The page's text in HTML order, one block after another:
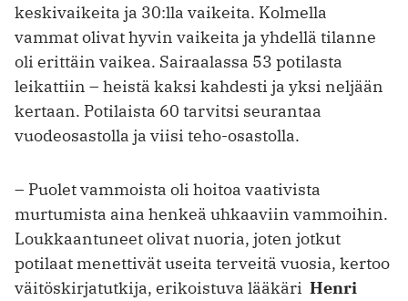
keskivaikeita ja 30:lla vaikeita. Kolmella
vammat olivat hyvin vaikeita ja yhdellä tilanne
oli erittäin vaikea. Sairaalassa 53 potilasta
leikattiin – heistä kaksi kahdesti ja yksi neljään
kertaan. Potilaista 60 tarvitsi seurantaa
vuodeosastolla ja viisi teho-osastolla.
– Puolet vammoista oli hoitoa vaativista
murtumista aina henkeä uhkaaviin vammoihin.
Loukkaantuneet olivat nuoria, joten jotkut
potilaat menettivät useita terveitä vuosia, kertoo
väitöskirjatutkija, erikoistuva lääkäri Henri